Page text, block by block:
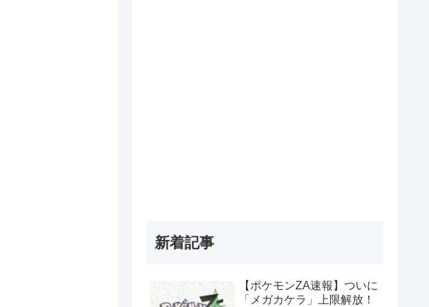
新着記事
【ポケモンZA速報】ついに
「メガカケラ」上限解放！